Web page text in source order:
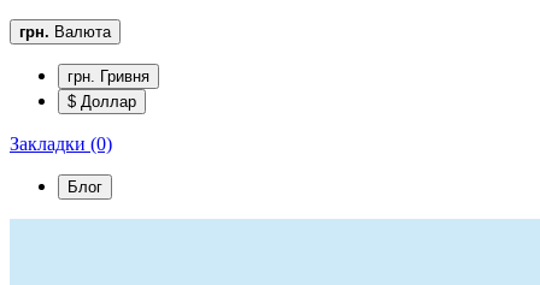
грн. Валюта
грн. Гривня
$ Доллар
Закладки (0)
Блог